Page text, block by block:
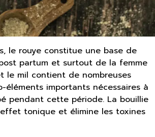
le rouye constitue une base de
partum et surtout de la femme
le mil contient de nombreuses
éléments importants nécessaires à
pendant cette période. La bouillie
tonique et élimine les toxines